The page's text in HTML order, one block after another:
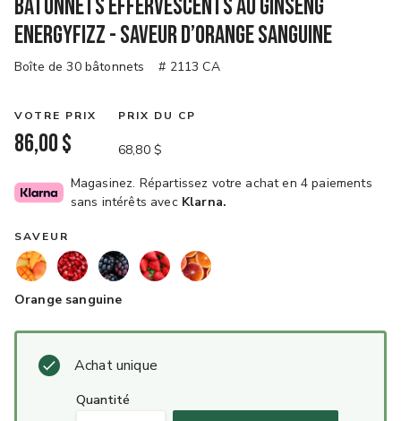
Bâtonnets effervescents au ginseng
EnergyFizz - saveur d’orange sanguine
Boîte de 30 bâtonnets # 2113 CA
VOTRE PRIX
86,00 $
PRIX DU CP
68,80 $
Magasinez. Répartissez votre achat en 4 paiements
sans intérêts avec Klarna.
SAVEUR
Orange sanguine
Achat unique
quantité